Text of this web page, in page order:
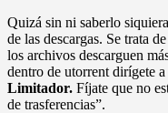
Quizá sin ni saberlo
de las descargas. Se trata
los archivos descarguen
dentro de utorrent dirígete a
Limitador. Fíjate que no
de trasferencias”.